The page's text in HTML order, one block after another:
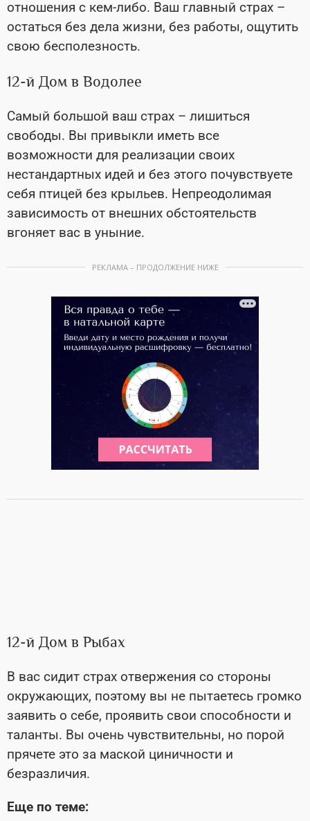
отношения с кем-либо. Ваш главный страх –
остаться без дела жизни, без работы, ощутить
свою бесполезность.
12-й Дом в Водолее
Самый большой ваш страх – лишиться
свободы. Вы привыкли иметь все
возможности для реализации своих
нестандартных идей и без этого почувствуете
себя птицей без крыльев. Непреодолимая
зависимость от внешних обстоятельств
вгоняет вас в уныние.
РЕКЛАМА – ПРОДОЛЖЕНИЕ НИЖЕ
12-й Дом в Рыбах
В вас сидит страх отвержения со стороны
окружающих, поэтому вы не пытаетесь громко
заявить о себе, проявить свои способности и
таланты. Вы очень чувствительны, но порой
прячете это за маской циничности и
безразличия.
Еще по теме: